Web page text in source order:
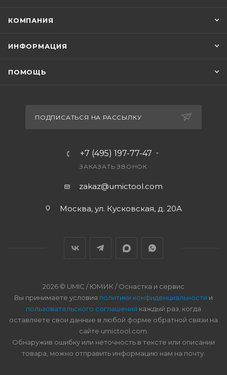
КОМПАНИЯ
ИНФОРМАЦИЯ
ПОМОЩЬ
ПОДПИСАТЬСЯ НА РАССЫЛКУ
+7 (495) 197-77-47
ЗАКАЗАТЬ ЗВОНОК
zakaz@umictool.com
Москва, ул. Кусковская, д. 20А
2026 © UMIC / ЮМИК / Оснастка и сервис
Вы принимаете условия политики конфиденциальности и
пользовательского соглашения каждый раз, когда
оставляете свои данные в любой форме обратной связи на
сайте umictool.com.
Обнаружив ошибку или неточность в тексте или описании
товара, можно отправить информацию нам на почту.